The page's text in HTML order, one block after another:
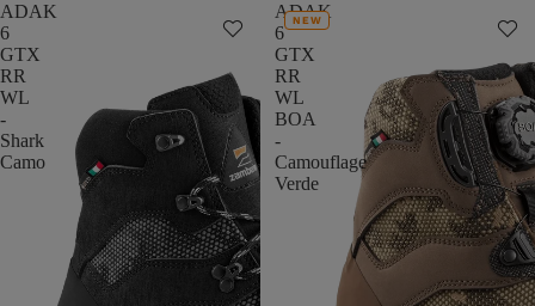
ADAK
6
GTX
RR
WL
-
Shark
Camo
ADAK
6
GTX
RR
WL
BOA
-
Camouflage
Verde
NEW